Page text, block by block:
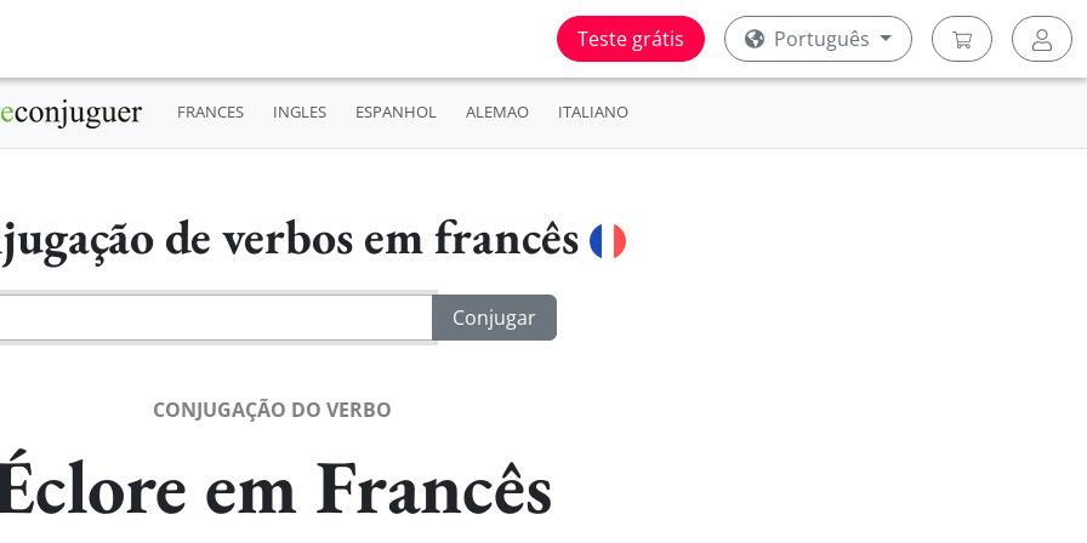
Teste grátis Português
FRANCES INGLES ESPANHOL ALEMAO ITALIANO
de verbos em francês
CONJUGAÇÃO DO VERBO
em Francês